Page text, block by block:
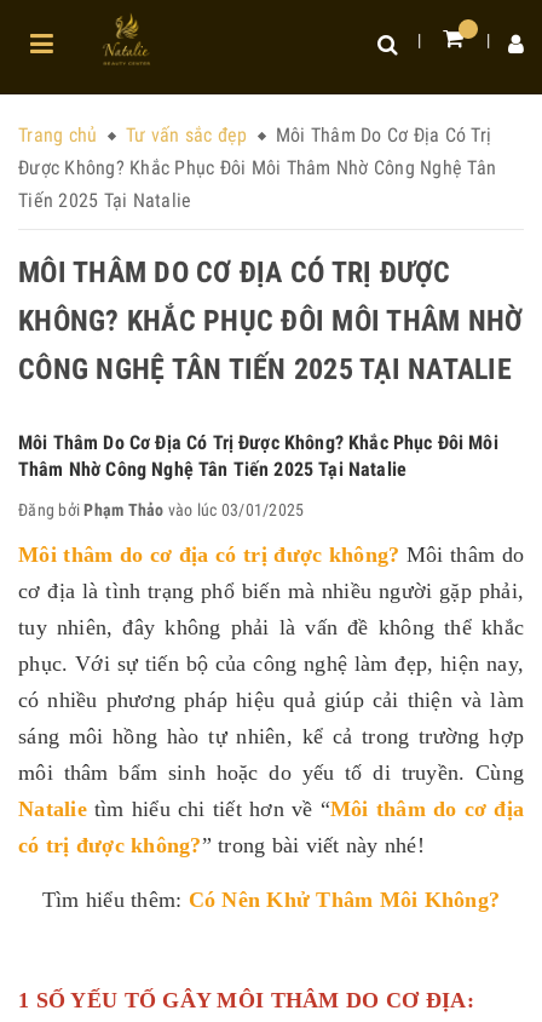
Trang chủ Tư vấn sắc đẹp
Môi Thâm Do Cơ Địa Có Trị
Được Không? Khắc Phục Đôi Môi Thâm Nhờ Công Nghệ Tân
Tiến 2025 Tại Natalie
MÔI THÂM DO CƠ ĐỊA CÓ TRỊ ĐƯỢC
KHÔNG? KHẮC PHỤC ĐÔI MÔI THÂM NHỜ
CÔNG NGHỆ TÂN TIẾN 2025 TẠI NATALIE
Môi Thâm Do Cơ Địa Có Trị Được Không? Khắc Phục Đôi Môi
Thâm Nhờ Công Nghệ Tân Tiến 2025 Tại Natalie
Đăng bởiPhạm Thảo vào lúc 03/01/2025
Môi thâm do cơ địa có trị được không? Môi thâm do
cơ địa là tình trạng phổ biến mà nhiều người gặp phải,
tuy nhiên, đây không phải là vấn đề không thể khắc
phục. Với sự tiến bộ của công nghệ làm đẹp, hiện nay,
có nhiều phương pháp hiệu quả giúp cải thiện và làm
sáng môi hồng hào tự nhiên, kể cả trong trường hợp
môi thâm bẩm sinh hoặc do yếu tố di truyền. Cùng
Natalietìm hiểu chi tiết hơn về “Môi thâm do cơ địa
có trị được không?” trong bài viết này nhé!
Tìm hiểu thêm: Có Nên Khử Thâm Môi Không?
1 SỐ YẾU TỐ GÂY MÔI THÂM DO CƠ ĐỊA: